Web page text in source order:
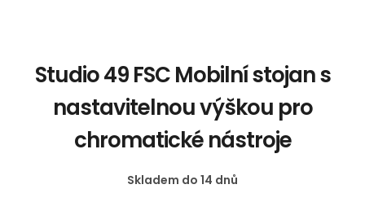
Studio 49 FSC Mobilní stojan s
nastavitelnou výškou pro
chromatické nástroje
Skladem do 14 dnů